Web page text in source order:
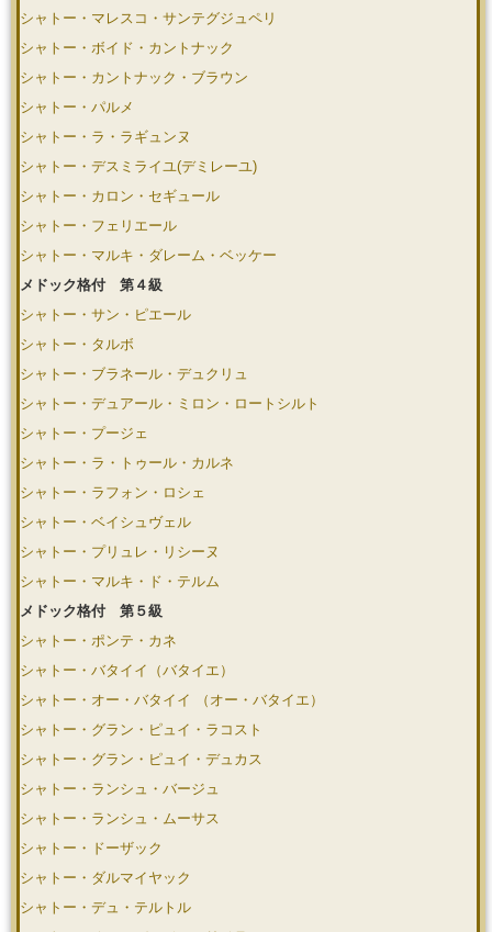
シャトー・マレスコ・サンテグジュペリ
シャトー・ボイド・カントナック
シャトー・カントナック・ブラウン
シャトー・パルメ
シャトー・ラ・ラギュンヌ
シャトー・デスミライユ(デミレーユ)
シャトー・カロン・セギュール
シャトー・フェリエール
シャトー・マルキ・ダレーム・ベッケー
メドック格付 第４級
シャトー・サン・ピエール
シャトー・タルボ
シャトー・ブラネール・デュクリュ
シャトー・デュアール・ミロン・ロートシルト
シャトー・プージェ
シャトー・ラ・トゥール・カルネ
シャトー・ラフォン・ロシェ
シャトー・ベイシュヴェル
シャトー・プリュレ・リシーヌ
シャトー・マルキ・ド・テルム
メドック格付 第５級
シャトー・ポンテ・カネ
シャトー・バタイイ（バタイエ）
シャトー・オー・バタイイ （オー・バタイエ）
シャトー・グラン・ピュイ・ラコスト
シャトー・グラン・ピュイ・デュカス
シャトー・ランシュ・バージュ
シャトー・ランシュ・ムーサス
シャトー・ドーザック
シャトー・ダルマイヤック
シャトー・デュ・テルトル